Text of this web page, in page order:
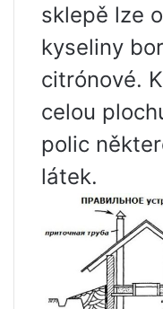
sklepě lze
kyseliny
citrónové.
celou
polic
látek.